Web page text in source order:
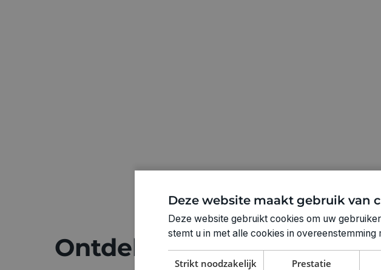
Ontdek meer
Deze website maakt gebruik van
Deze website gebruikt cookies om uw
stemt u in met alle cookies in overeenstemming
Strikt noodzakelijk Prestatie